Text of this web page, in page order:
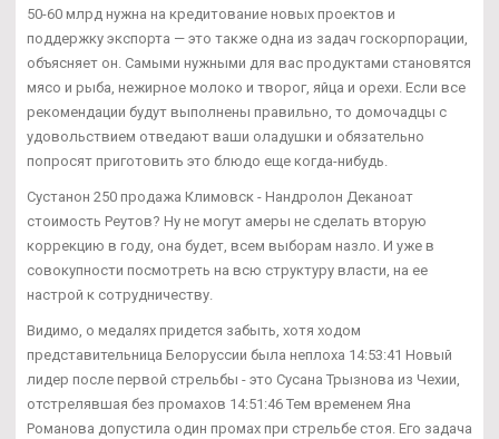
50-60 млрд нужна на кредитование новых проектов и
поддержку экспорта — это также одна из задач госкорпорации,
объясняет он. Самыми нужными для вас продуктами становятся
мясо и рыба, нежирное молоко и творог, яйца и орехи. Если все
рекомендации будут выполнены правильно, то домочадцы с
удовольствием отведают ваши оладушки и обязательно
попросят приготовить это блюдо еще когда-нибудь.
Сустанон 250 продажа Климовск - Нандролон Деканоат
стоимость Реутов? Ну не могут амеры не сделать вторую
коррекцию в году, она будет, всем выборам назло. И уже в
совокупности посмотреть на всю структуру власти, на ее
настрой к сотрудничеству.
Видимо, о медалях придется забыть, хотя ходом
представительница Белоруссии была неплоха 14:53:41 Новый
лидер после первой стрельбы - это Сусана Трызнова из Чехии,
отстрелявшая без промахов 14:51:46 Тем временем Яна
Романова допустила один промах при стрельбе стоя. Его задача